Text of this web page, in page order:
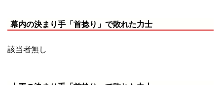
幕内の決まり手「首捻り」で敗れた力士
該当者無し